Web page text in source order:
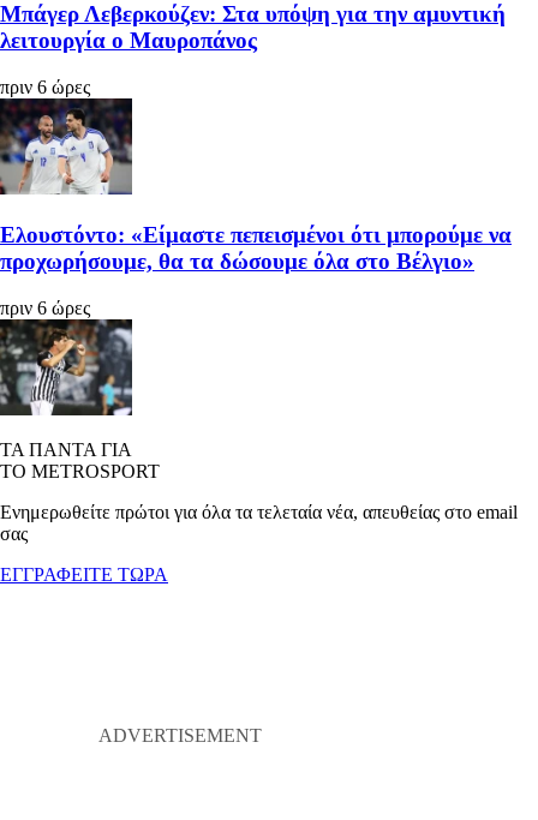
Μπάγερ Λεβερκούζεν: Στα υπόψη για την αμυντική
λειτουργία ο Μαυροπάνος
πριν 6 ώρες
Ελουστόντο: «Είμαστε πεπεισμένοι ότι μπορούμε να
προχωρήσουμε, θα τα δώσουμε όλα στο Βέλγιο»
πριν 6 ώρες
ΤΑ ΠΑΝΤΑ ΓΙΑ
ΤΟ METROSPORT
Ενημερωθείτε πρώτοι για όλα τα τελεταία νέα, απευθείας στο email
σας
ΕΓΓΡΑΦΕΙΤΕ ΤΩΡΑ